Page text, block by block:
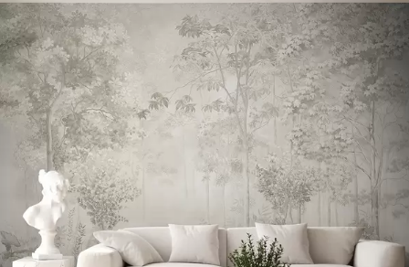
Standard
166.6599.99 lei/m²
Premium
220.02132.01 lei
Vinil Premium
250.00150.00lei/m²